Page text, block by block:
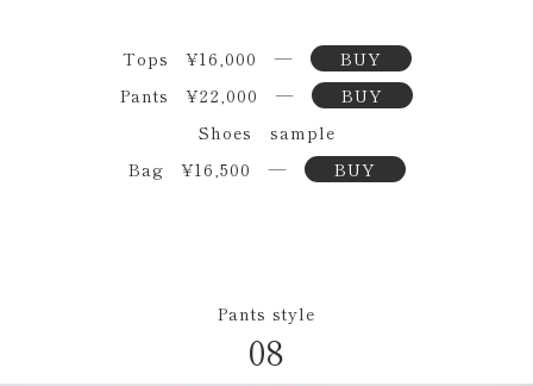
Tops ¥16,000 ―
BUY
Pants ¥22,000 ―
BUY
Shoes sample
Bag ¥16,500 ―
BUY
Pants style
08